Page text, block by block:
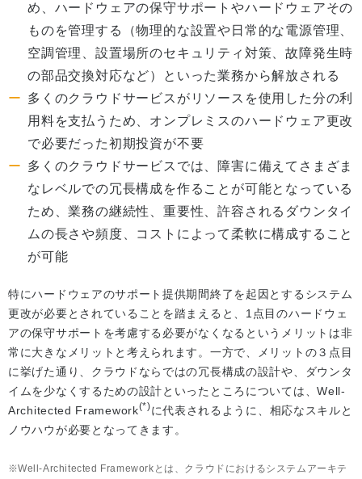
め、ハードウェアの保守サポートやハードウェアその
ものを管理する（物理的な設置や日常的な電源管理、
空調管理、設置場所のセキュリティ対策、故障発生時
の部品交換対応など）といった業務から解放される
多くのクラウドサービスがリソースを使用した分の利
用料を支払うため、オンプレミスのハードウェア更改
で必要だった初期投資が不要
多くのクラウドサービスでは、障害に備えてさまざま
なレベルでの冗長構成を作ることが可能となっている
ため、業務の継続性、重要性、許容されるダウンタイ
ムの長さや頻度、コストによって柔軟に構成すること
が可能
特にハードウェアのサポート提供期間終了を起因とするシステム
更改が必要とされていることを踏まえると、1点目のハードウェ
アの保守サポートを考慮する必要がなくなるというメリットは非
常に大きなメリットと考えられます。一方で、メリットの３点目
に挙げた通り、クラウドならではの冗長構成の設計や、ダウンタ
イムを少なくするための設計といったところについては、Well-
Architected Framework(*)に代表されるように、相応なスキルと
ノウハウが必要となってきます。
Well-Architected Frameworkとは、クラウドにおけるシステムアーキテ